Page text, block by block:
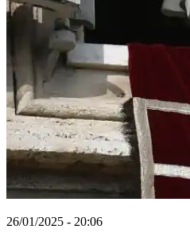
26/01/2025 - 20:06